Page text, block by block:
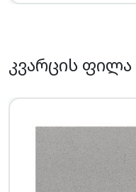
კვარცის ფილა